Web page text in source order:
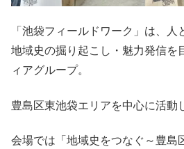
「池袋フィールドワーク」は、
地域史の掘り起こし・魅力発信を
ィアグループ。
豊島区東池袋エリアを中心に活動
会場では「地域史をつなぐ～豊島